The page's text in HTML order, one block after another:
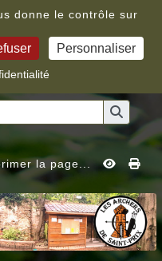
la page...
donne le contrôle sur
Personnaliser